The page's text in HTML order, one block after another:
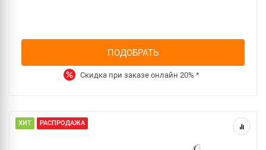
ПОДОБРАТЬ
Скидка при заказе онлайн 20% *
ХИТ РАСПРОДАЖА